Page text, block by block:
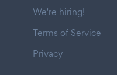
We're hiring!
Terms of Service
Privacy